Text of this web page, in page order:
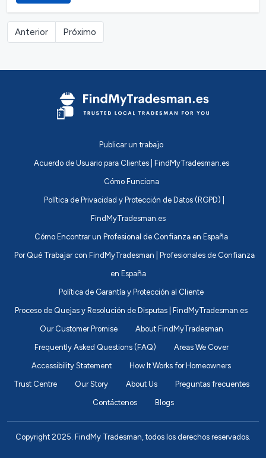
Anterior Próximo
Publicar un trabajo
Acuerdo de Usuario para Clientes | FindMyTradesman.es
Cómo Funciona
Política de Privacidad y Protección de Datos (RGPD) |
FindMyTradesman.es
Cómo Encontrar un Profesional de Confianza en España
Por Qué Trabajar con FindMyTradesman | Profesionales de Confianza
en España
Política de Garantía y Protección al Cliente
Proceso de Quejas y Resolución de Disputas | FindMyTradesman.es
Our Customer Promise About FindMyTradesman
Frequently Asked Questions (FAQ) Areas We Cover
Accessibility Statement How It Works for Homeowners
Trust Centre Our Story About Us Preguntas frecuentes
Contáctenos Blogs
Copyright 2025. FindMy Tradesman, todos los derechos reservados.